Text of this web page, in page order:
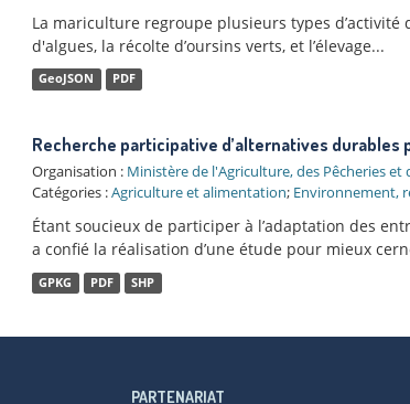
La mariculture regroupe plusieurs types
d'algues, la récolte d’oursins verts, et l’élevage...
GeoJSON PDF
Recherche participative d’alternatives durables
Organisation : Ministère de l'Agriculture, des Pêcheries
Catégories :Agriculture et alimentation; Environnement,
Étant soucieux de participer à l’adaptation des
a confié la réalisation d’une étude pour mieux
GPKG PDF SHP
PARTENARIAT